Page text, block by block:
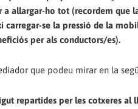
allargar-ho tot (recordem que
se la pressió de la
per als conductors/es).
que podeu mirar en la
repartides per les cotxeres al